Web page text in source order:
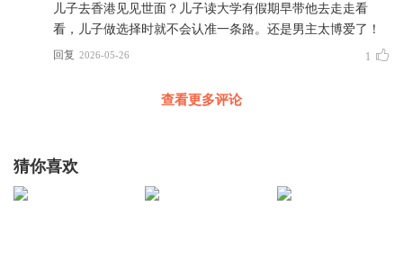
儿子去香港见见世面？儿子读大学有假期早带他去走走看
看，儿子做选择时就不会认准一条路。还是男主太博爱了！
回复 2026-05-26 1
查看更多评论
猜你喜欢